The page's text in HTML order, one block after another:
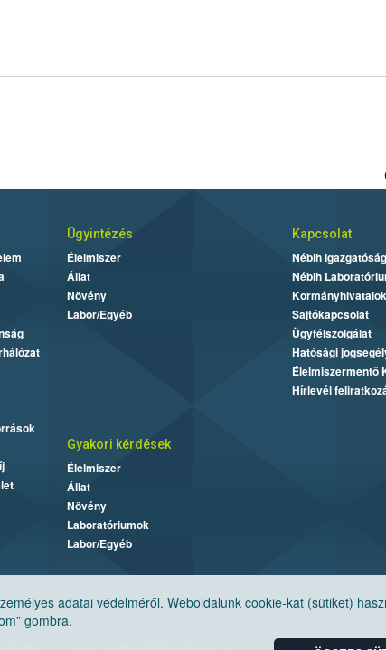
adatai védelméről. Weboldalunk cookie-kat (sütiket)
gombra.
Ügyintézés
Élelmiszer
Állat
Növény
Labor/Egyéb
Kapcsolat
Nébih
Nébih
Kormányhivatalok
Sajtókapcsolat
Ügyfélszolgálat
Hatósági
Élelmiszermentő
Hírlevél
Gyakori kérdések
Élelmiszer
Állat
Növény
Laboratóriumok
Labor/Egyéb